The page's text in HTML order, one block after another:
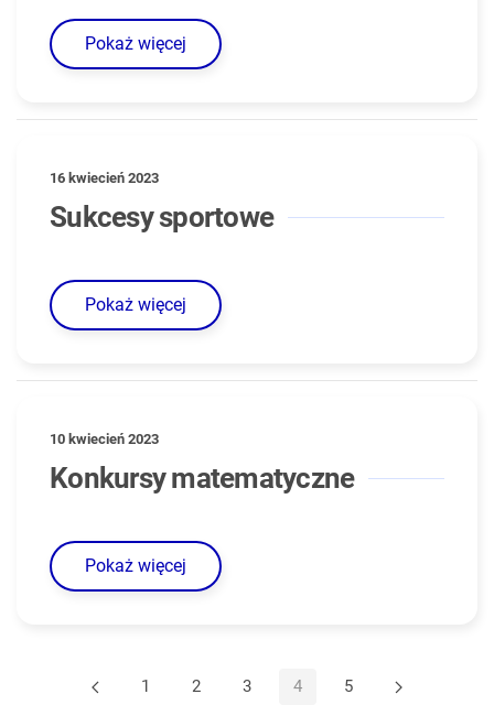
Pokaż więcej
16 kwiecień 2023
Sukcesy sportowe
Pokaż więcej
10 kwiecień 2023
Konkursy matematyczne
Pokaż więcej
1 2 3 4 5